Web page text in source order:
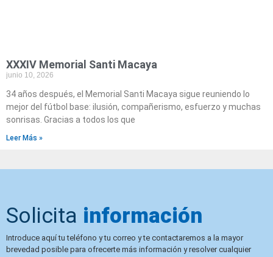
XXXIV Memorial Santi Macaya
junio 10, 2026
34 años después, el Memorial Santi Macaya sigue reuniendo lo
mejor del fútbol base: ilusión, compañerismo, esfuerzo y muchas
sonrisas. Gracias a todos los que
Leer Más »
Solicita información
Introduce aquí tu teléfono y tu correo y te contactaremos a la mayor
brevedad posible para ofrecerte más información y resolver cualquier